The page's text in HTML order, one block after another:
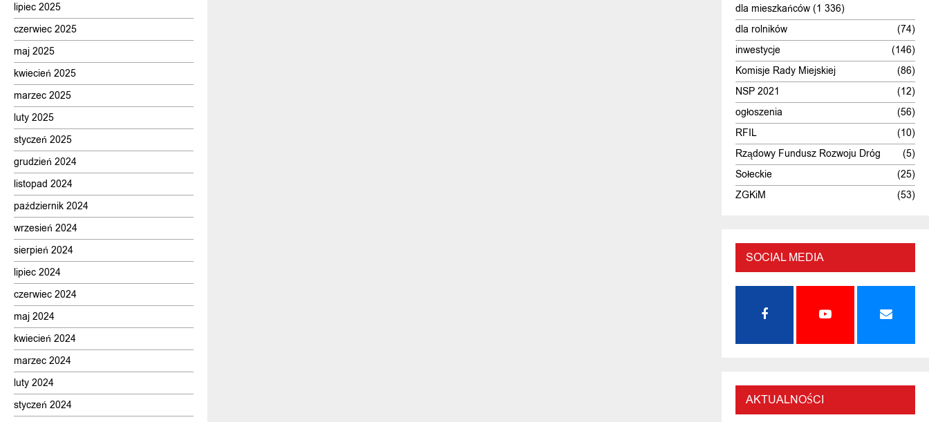
lipiec 2025
czerwiec 2025
maj 2025
kwiecień 2025
marzec 2025
luty 2025
styczeń 2025
grudzień 2024
listopad 2024
październik 2024
wrzesień 2024
sierpień 2024
lipiec 2024
czerwiec 2024
maj 2024
kwiecień 2024
marzec 2024
luty 2024
styczeń 2024
dla mieszkańców (1 336)
dla rolników
(74)
inwestycje
(146)
Komisje Rady Miejskiej
(86)
NSP 2021
(12)
ogłoszenia
(56)
RFIL
(10)
Rządowy Fundusz Rozwoju Dróg
(5)
Sołeckie
(25)
ZGKiM
(53)
SOCIAL MEDIA
AKTUALNOŚCI